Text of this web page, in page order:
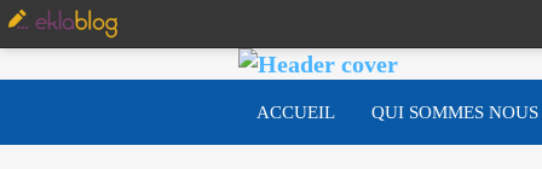
ACCUEIL QUI SOMMES NOUS